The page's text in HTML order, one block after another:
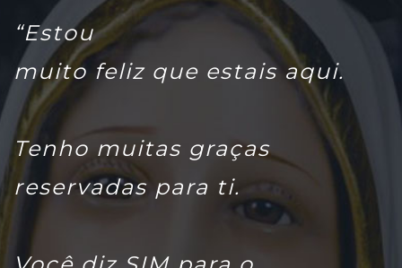
“Estou
muito feliz que estais aqui.
Tenho muitas graças
reservadas para ti.